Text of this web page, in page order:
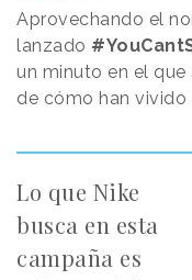
Aprovechando el
lanzado
un minuto en el
de cómo han
Lo que Nike
busca en esta
campaña es